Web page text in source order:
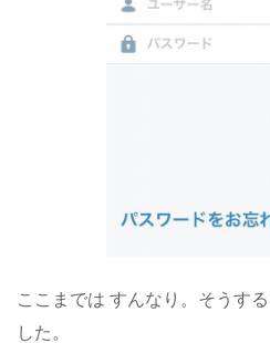
ここまでは すんなり。そうす
した。